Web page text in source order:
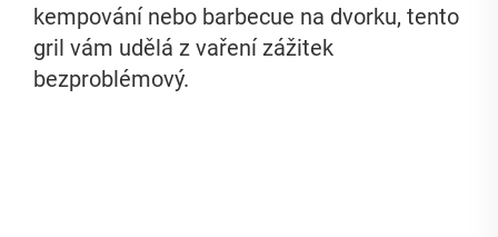
kempování nebo barbecue na dvorku, tento
gril vám udělá z vaření zážitek
bezproblémový.